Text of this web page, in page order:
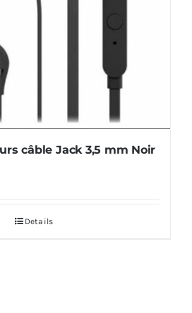
câble Jack 3,5 mm Noir
Details